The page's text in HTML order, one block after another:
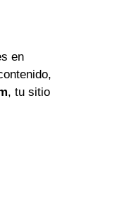
en
, tu sitio